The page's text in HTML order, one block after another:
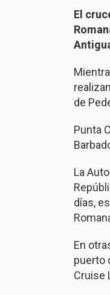
El
de
Punta
La
días,
En
puerto
Cruise